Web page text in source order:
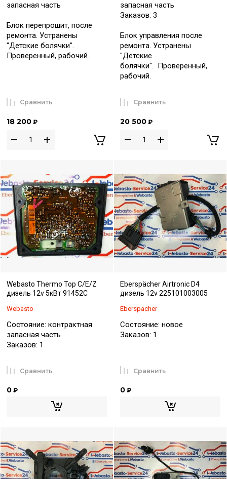
запасная часть
Блок перепрошит, после
ремонта. Устранены
"Детские болячки".
Проверенный, рабочий.
18 200 ₽
Сравнить
запасная часть
Заказов: 3
Блок управления после
ремонта. Устранены
"Детские
болячки". Проверенный,
рабочий.
20 500 ₽
Сравнить
Webasto Thermo Top C/E/Z
дизель 12v 5кВт 91452C
Webasto
Состояние: контрактная
запасная часть
Заказов: 1
0 ₽
Сравнить
Eberspächer Airtronic D4
дизель 12v 225101003005
Eberspacher
Состояние: новое
Заказов: 1
0 ₽
Сравнить